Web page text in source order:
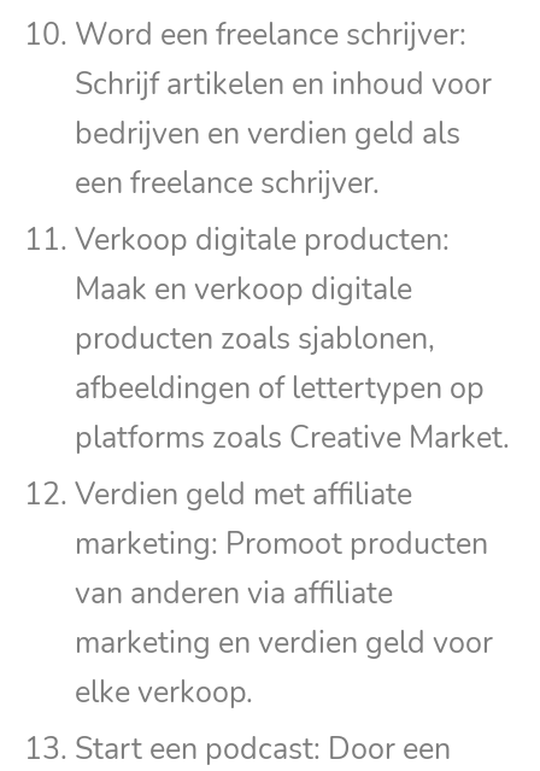
Word een freelance schrijver:
Schrijf artikelen en inhoud voor
bedrijven en verdien geld als
een freelance schrijver.
Verkoop digitale producten:
Maak en verkoop digitale
producten zoals sjablonen,
afbeeldingen of lettertypen op
platforms zoals Creative Market.
Verdien geld met affiliate
marketing: Promoot producten
van anderen via affiliate
marketing en verdien geld voor
elke verkoop.
Start een podcast: Door een